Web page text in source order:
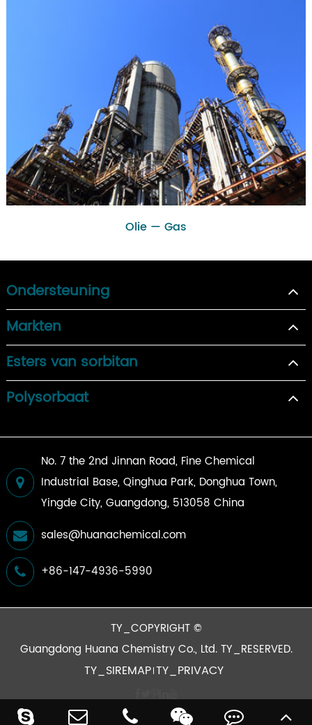
Olie — Gas
Ondersteuning
Markten
Esters van sorbitan
Polysorbaat
No. 7 the 2nd Jinnan Road, Fine Chemical
Industrial Base, Qinghua Park, Donghua Town,
Yingde City, Guangdong, 513058 China
sales@huanachemical.com
+86-147-4936-5990
TY_COPYRIGHT ©
Guangdong Huana Chemistry Co., Ltd.TY_RESERVED.
TY_SIREMAP TY_PRIVACY